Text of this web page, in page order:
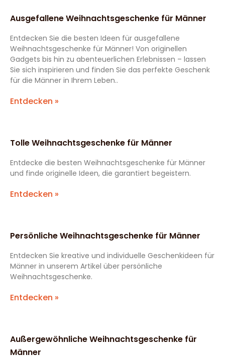
Ausgefallene Weihnachtsgeschenke für Männer
Entdecken Sie die besten Ideen für ausgefallene
Weihnachtsgeschenke für Männer! Von originellen
Gadgets bis hin zu abenteuerlichen Erlebnissen – lassen
Sie sich inspirieren und finden Sie das perfekte Geschenk
für die Männer in Ihrem Leben..
Entdecken »
Tolle Weihnachtsgeschenke für Männer
Entdecke die besten Weihnachtsgeschenke für Männer
und finde originelle Ideen, die garantiert begeistern.
Entdecken »
Persönliche Weihnachtsgeschenke für Männer
Entdecken Sie kreative und individuelle Geschenkideen für
Männer in unserem Artikel über persönliche
Weihnachtsgeschenke.
Entdecken »
Außergewöhnliche Weihnachtsgeschenke für
Männer